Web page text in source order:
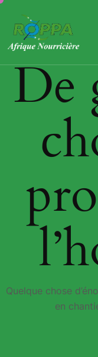
De
Quelque chose
en